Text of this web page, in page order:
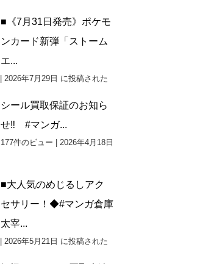
■《7月31日発売》ポケモ
ンカード新弾「ストーム
エ...
| 2026年7月29日 に投稿された
シール買取保証のお知ら
せ‼ #マンガ...
177件のビュー | 2026年4月18日
■大人気のめじるしアク
セサリー！◆#マンガ倉庫
太宰...
| 2026年5月21日 に投稿された